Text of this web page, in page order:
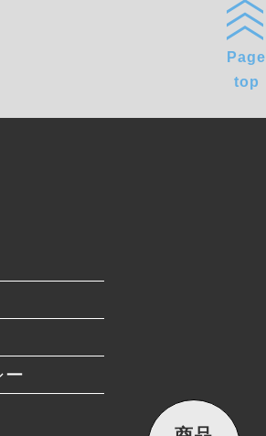
ー
Page
top